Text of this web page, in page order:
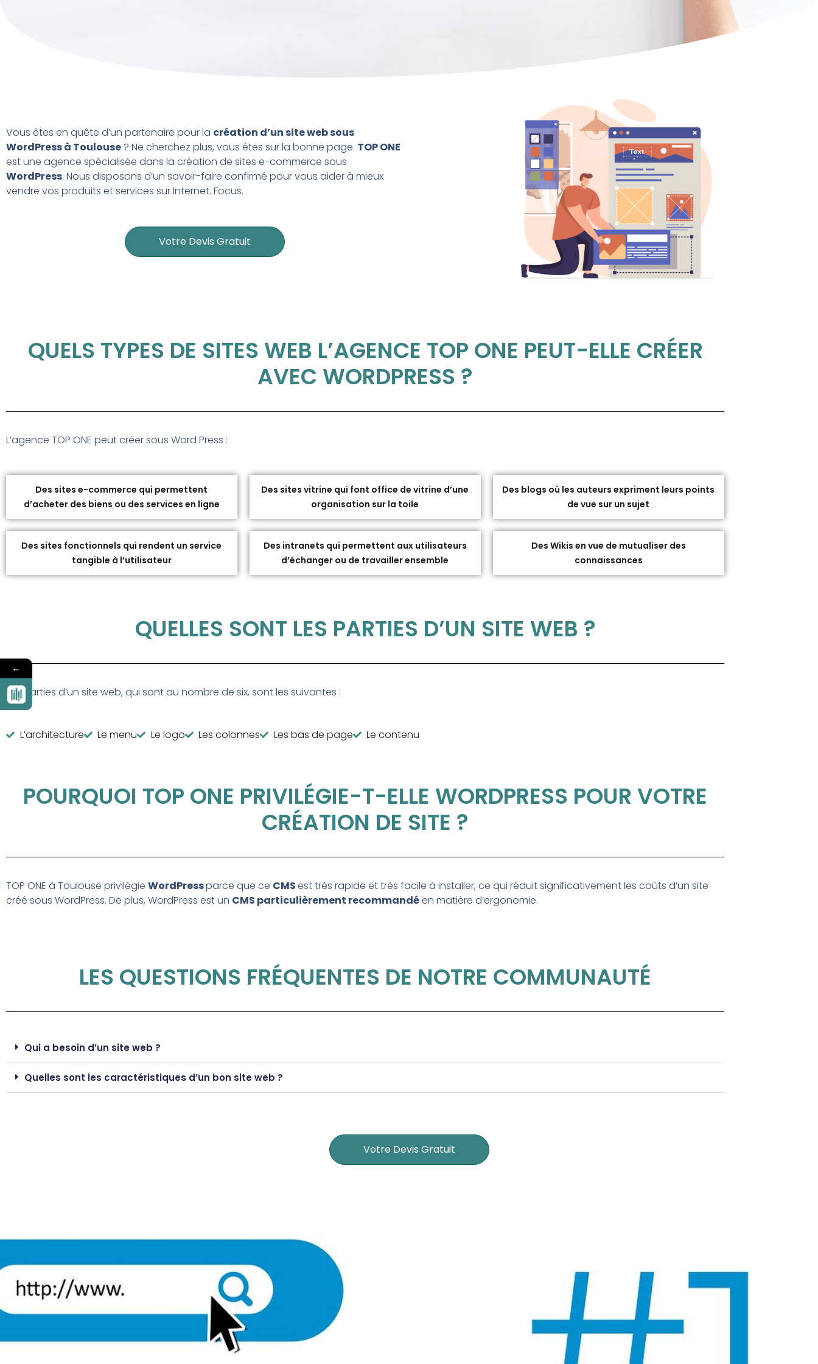
Vous êtes en quête d’un partenaire pour la création d’un site web sous
WordPress à Toulouse ? Ne cherchez plus, vous êtes sur la bonne page. TOP ONE
est une agence spécialisée dans la création de sites e-commerce sous
WordPress. Nous disposons d’un savoir-faire confirmé pour vous aider à mieux
vendre vos produits et services sur Internet. Focus.
Votre Devis Gratuit
QUELS TYPES DE SITES WEB L’AGENCE TOP ONE PEUT-ELLE CRÉER
AVEC WORDPRESS ?
L’agence TOP ONE peut créer sous Word Press :
Des sites e-commerce qui permettent
d’acheter des biens ou des services en ligne
Des sites vitrine qui font office de vitrine d’une
organisation sur la toile
Des blogs où les auteurs expriment leurs points
de vue sur un sujet
Des sites fonctionnels qui rendent un service
tangible à l’utilisateur
Des intranets qui permettent aux utilisateurs
d’échanger ou de travailler ensemble
Des Wikis en vue de mutualiser des
connaissances
QUELLES SONT LES PARTIES D’UN SITE WEB ?
Les parties d’un site web, qui sont au nombre de six, sont les suivantes :
L’architecture Le menu Le logo Les colonnes Les bas de page Le contenu
POURQUOI TOP ONE PRIVILÉGIE-T-ELLE WORDPRESS POUR VOTRE
CRÉATION DE SITE ?
TOP ONE à Toulouse privilégie WordPressparce que ce CMSest très rapide et très facile à installer, ce qui réduit significativement les coûts d’un site
créé sous WordPress. De plus, WordPress est un CMS particulièrement recommandéen matière d’ergonomie.
LES QUESTIONS FRÉQUENTES DE NOTRE COMMUNAUTÉ
Qui a besoin d’un site web ?
Quelles sont les caractéristiques d’un bon site web ?
Votre Devis Gratuit
←